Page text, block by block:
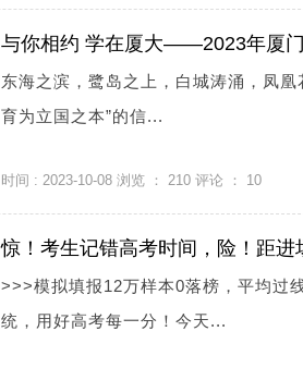
与你相约 学在厦大——2023年厦门
东海之滨，鹭岛之上，白城涛涌，凤
育为立国之本”的信...
时间 : 2023-10-08 浏览 ： 210 评论 ： 10
惊！考生记错高考时间，险！距
>>>模拟填报12万样本0落榜，平均过
统，用好高考每一分！今天...